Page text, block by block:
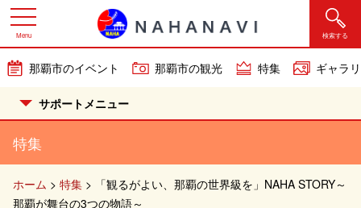
検索する
那覇市のイベント 那覇市の観光 特集 ギャラ
Menu
サポートメニュー
特集
ホーム > 特集 >
「観るがよい、那覇の世界級を」NAHA STORY～
那覇が舞台の3つの物語～